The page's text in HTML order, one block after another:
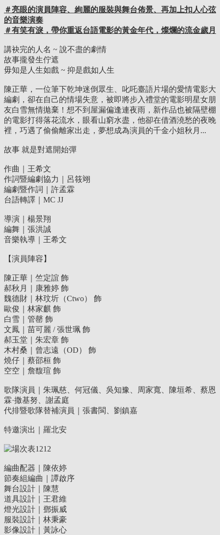
＃亮眼的演員陣容、絢麗的服裝與舞台佈景、再加上扣人心弦
的音樂演奏
＃有笑有淚，帶你重返台語電影的黃金年代，燦爛的流金歲月
講袂完的人名 ~ 說不盡的劇情
故事攏發生佇遮
毋知是人生如戲 ~ 抑是戲如人生
陳正華，一位筆下乾坤迷倒眾生、叱吒臺語片場的愛情電影大
編劇，卻在自己的情場失意，被即將步入禮堂的電影明星女朋
友白雪無情拋棄！想不到屋漏偏逢連夜雨，新作品也被隔壁棚
的電影打得落花流水，眼看山窮水盡，他卻在借酒澆愁的夜晚
裡，巧遇了偷偷離家出走，夢想成為演員的千金小姐秋月...
故事 就是對遮開始彈
作曲｜王希文
作詞暨編劇協力｜呂筱翊
編劇暨作詞｜許孟霖
台語轉譯｜MC JJ
導演｜楊景翔
編舞｜張洪誠
音樂執導｜王希文
【演員陣容】
陳正華｜竺定誼 飾
郝秋月｜康雅婷 飾
魏德財｜林玟圻（Ctwo） 飾
歐俊｜林家麒 飾
白雪｜管罄 飾
文鳳｜苗可麗 / 張世珮 飾
郝玉堂｜朱宏章 飾
木村桑｜曾志遠（OD） 飾
燒仔｜蔡邵桓 飾
空空｜詹馥瑄 飾
歌隊演員｜朱珮慈、何冠儀、吳知豫、周家寬、陳垣希、蔡恩
霖·撒基努、謝孟庭
代排暨歌隊替補演員｜張書閩、劉鎮嘉
特邀演出｜羅北安
編曲配器｜陳依婷
節奏組編曲｜譚啟序
舞台設計｜陳慧
道具設計｜王君維
燈光設計｜鄧振威
服裝設計｜林秉豪
影像設計｜黃詠心